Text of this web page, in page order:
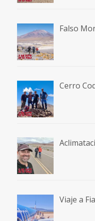
Falso
Cerro
Viaje a